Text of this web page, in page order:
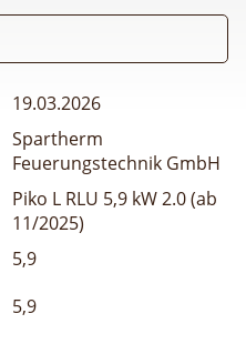
19.03.2026
Spartherm
Feuerungstechnik GmbH
Piko L RLU 5,9 kW 2.0 (ab
11/2025)
5,9
5,9